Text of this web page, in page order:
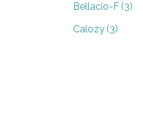
Bellacio-F (3)
Calozy (3)